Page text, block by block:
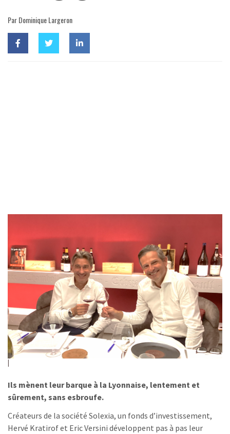
Par Dominique Largeron
Ils mènent leur barque à la Lyonnaise, lentement et
sûrement, sans esbroufe.
Créateurs de la société Solexia, un fonds d’investissement,
Hervé Kratirof et Eric Versini développent pas à pas leur